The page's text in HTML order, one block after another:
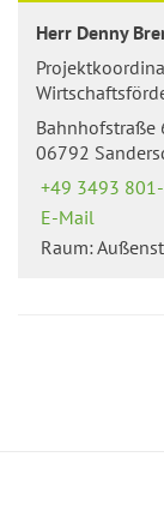
Herr Denny
Bahnhofstraße
06792
+49 3493
E-Mail
Raum: